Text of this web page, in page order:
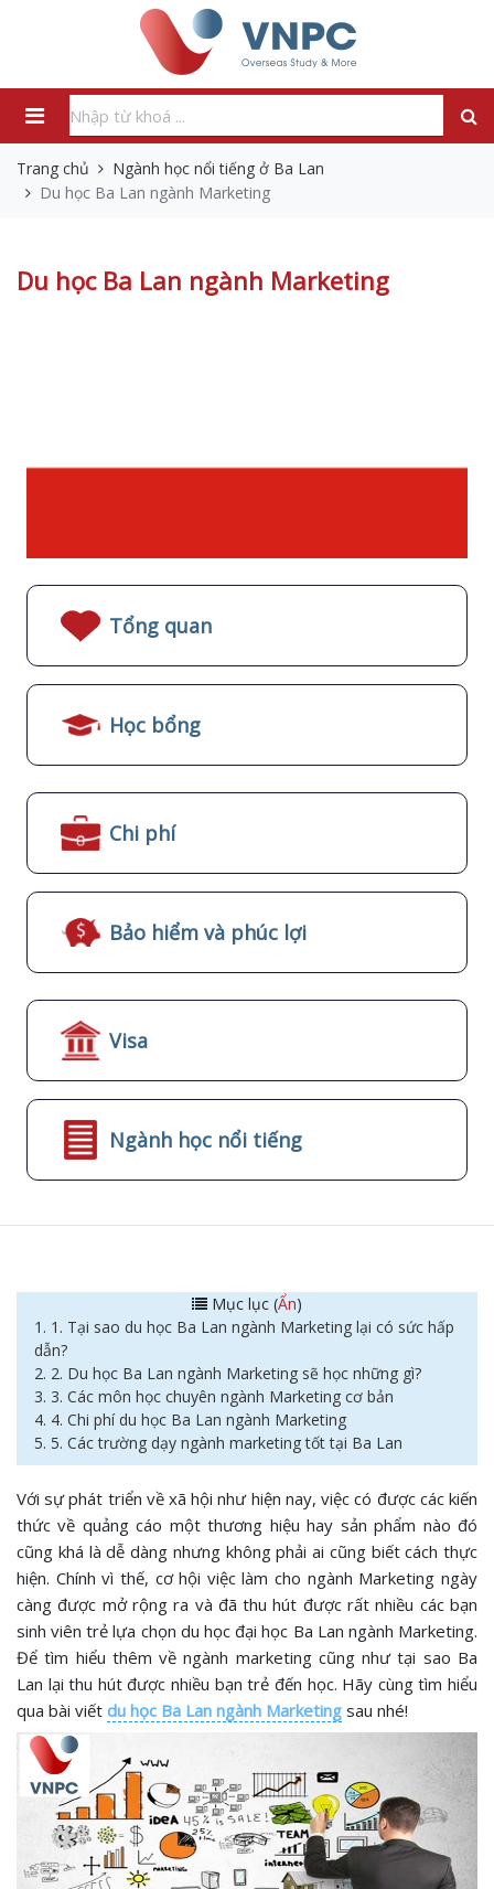
Trang chủ
Ngành học nổi tiếng ở Ba Lan
Du học Ba Lan ngành Marketing
Du học Ba Lan ngành Marketing
Tổng quan
Học bổng
Chi phí
Bảo hiểm và phúc lợi
Visa
Ngành học nổi tiếng
Mục lục (Ẩn)
1. 1. Tại sao du học Ba Lan ngành Marketing lại có sức hấp
dẫn?
2. 2. Du học Ba Lan ngành Marketing sẽ học những gì?
3. 3. Các môn học chuyên ngành Marketing cơ bản
4. 4. Chi phí du học Ba Lan ngành Marketing
5. 5. Các trường dạy ngành marketing tốt tại Ba Lan
Với sự phát triển về xã hội như hiện nay, việc có được các kiến
thức về quảng cáo một thương hiệu hay sản phẩm nào đó
cũng khá là dễ dàng nhưng không phải ai cũng biết cách thực
hiện. Chính vì thế, cơ hội việc làm cho ngành Marketing ngày
càng được mở rộng ra và đã thu hút được rất nhiều các bạn
sinh viên trẻ lựa chọn du học đại học Ba Lan ngành Marketing.
Để tìm hiểu thêm về ngành marketing cũng như tại sao Ba
Lan lại thu hút được nhiều bạn trẻ đến học. Hãy cùng tìm hiểu
qua bài viết du học Ba Lan ngành Marketing sau nhé!